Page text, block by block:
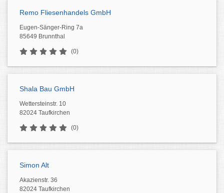
Remo Fliesenhandels GmbH
Eugen-Sänger-Ring 7a
85649 Brunnthal
(0)
Shala Bau GmbH
Wettersteinstr. 10
82024 Taufkirchen
(0)
Simon Alt
Akazienstr. 36
82024 Taufkirchen